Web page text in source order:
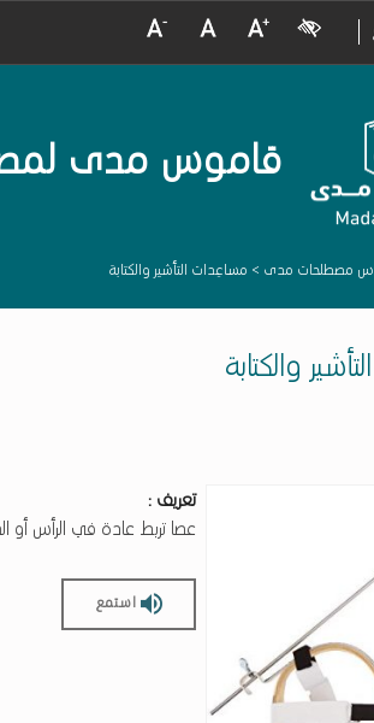
Visual Impairment
Increase Font Size
Normal Font Size
Decrease Font Size
قاموس مدى
مصطلحات مدى > مساعِدات التأشير والكتابة
والكتابة
تعريف :
عصا تربط عادة في الرأس أو
استمع